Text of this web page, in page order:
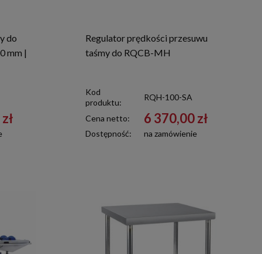
do
mm |
Regulator prędkości przesuwu
taśmy do RQCB-MH
Kod
produktu:
RQH-100-SA
Cena netto: 6 370,00 zł
Dostępność: na zamówienie